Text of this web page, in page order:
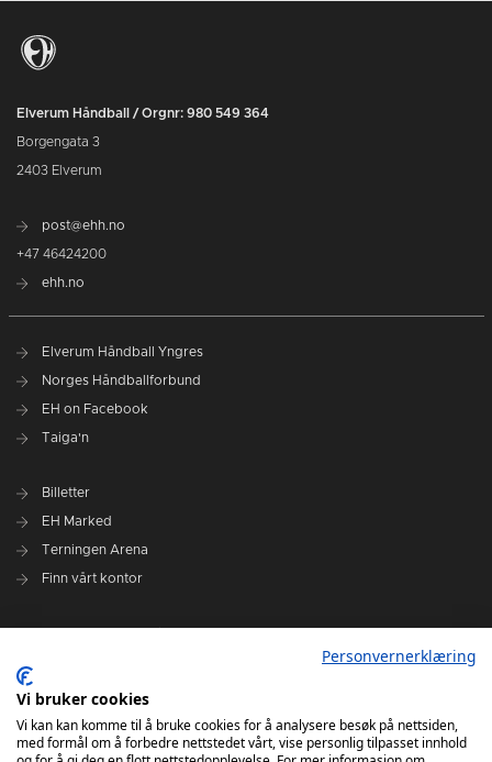
Elverum Håndball / Orgnr: 980 549 364
Borgengata 3
2403 Elverum
post@ehh.no
+47 46424200
ehh.no
Elverum Håndball Yngres
Norges Håndballforbund
EH on Facebook
Taiga'n
Billetter
EH Marked
Terningen Arena
Finn vårt kontor
Administrasjonen i Elverum Håndball
Styre og utvalg
VARSLINGSRUTINER FOR ELVERUM HÅNDBALL
Personvernerklæring
Vi bruker cookies
Vi kan kan komme til å bruke cookies for å analysere besøk på nettsiden,
med formål om å forbedre nettstedet vårt, vise personlig tilpasset innhold